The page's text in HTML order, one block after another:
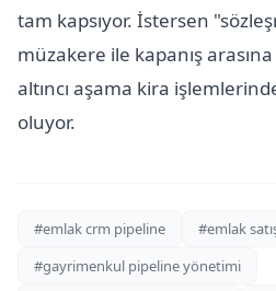
tam kapsıyor. İstersen
müzakere ile kapanış
altıncı aşama kira
oluyor.
#emlak crm pipeline
#emlak
#gayrimenkul pipeline yönetimi